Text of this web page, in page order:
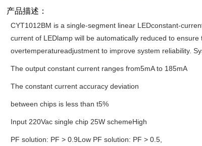
产品描述：
CYT1012BM is a single-segment linear LEDconstant-
current of LEDlamp will be automatically reduced to
overtemperatureadjustment to improve system reliability.
The output constant current ranges from5mA to 185mA
The constant current accuracy deviation
between chips is less than t5%
Input 220Vac single chip 25W schemeHigh
PF solution: PF > 0.9Low PF solution: PF > 0.5,